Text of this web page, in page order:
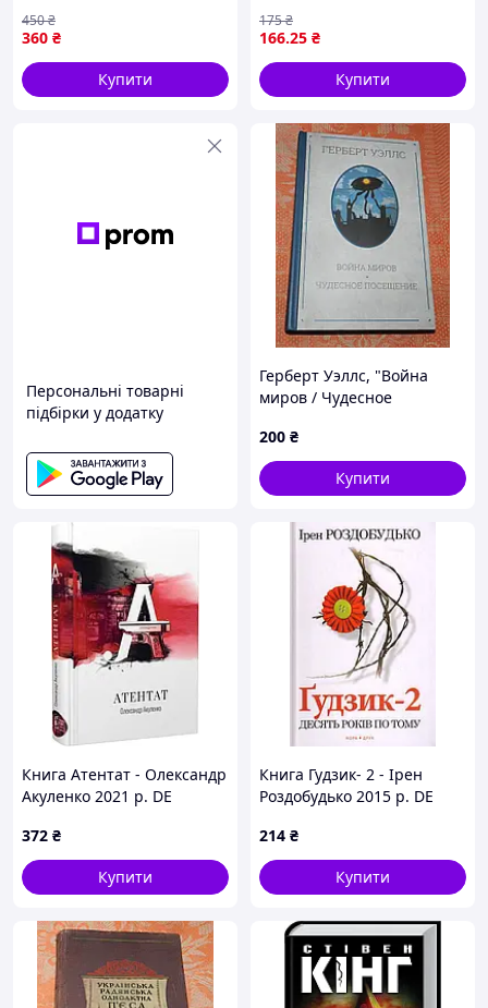
360 ₴
450₴
Купити
166.25 ₴
175₴
Купити
Персональні товарні
підбірки у додатку
Герберт Уэллс, "Война
миров / Чудесное
200 ₴
Купити
Книга Атентат - Олександр
Акуленко 2021 р. DE
372 ₴
Купити
Книга Гудзик- 2 - Ірен
Роздобудько 2015 р. DE
214 ₴
Купити